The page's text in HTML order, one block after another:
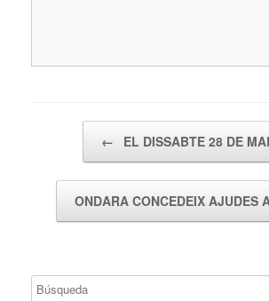
← EL DISSABTE 28 DE
ONDARA CONCEDEIX AJUDES